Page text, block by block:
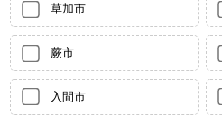
草加市
蕨市
入間市